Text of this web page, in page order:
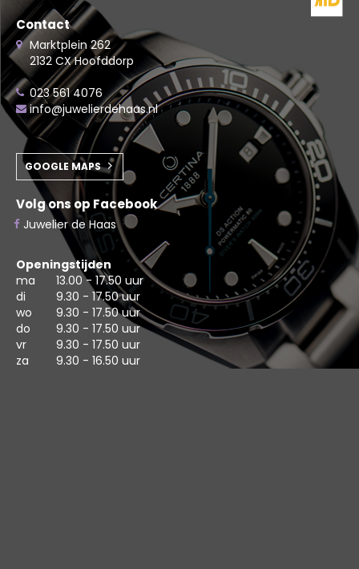
Contact
Marktplein 262
2132 CX Hoofddorp
023 561 4076
info@juwelierdehaas.nl
GOOGLE MAPS
Volg ons op Facebook
Juwelier de Haas
Openingstijden
ma
13.00 - 17.50 uur
di
9.30 - 17.50 uur
wo
9.30 - 17.50 uur
do
9.30 - 17.50 uur
vr
9.30 - 17.50 uur
za
9.30 - 16.50 uur